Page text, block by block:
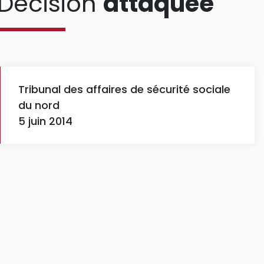
Tribunal des affaires de sécurité sociale
du nord
5 juin 2014